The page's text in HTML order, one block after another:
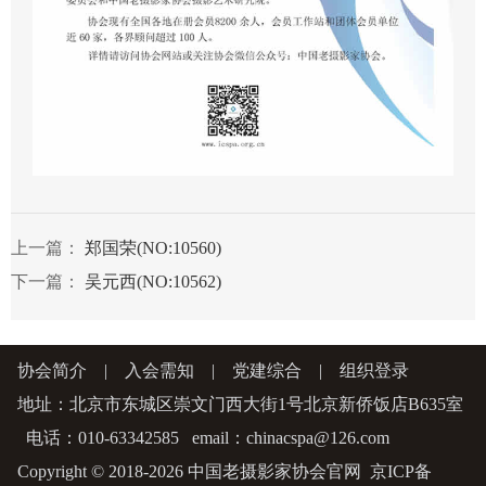
上一篇：
郑国荣(NO:10560)
下一篇：
吴元西(NO:10562)
协会简介 | 入会需知 | 党建综合 | 组织登录
地址：北京市东城区崇文门西大街1号北京新侨饭店B635室
电话：010-63342585 email：chinacspa@126.com
Copyright © 2018-2026 中国老摄影家协会官网 京ICP备